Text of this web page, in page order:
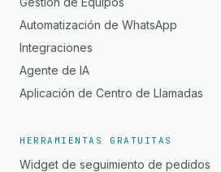
Automatización de WhatsApp
Integraciones
Agente de IA
Aplicación de Centro de Llamadas
HERRAMIENTAS GRATUITAS
Widget de seguimiento de pedidos